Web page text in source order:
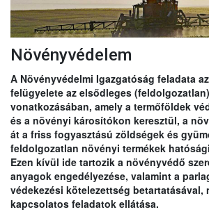
Növényvédelem
A Növényvédelmi Igazgatóság feladata
felügyelete az elsődleges
vonatkozásában, amely a termőföldek
és a növényi károsítókon keresztül, a
át a friss fogyasztású zöldségek és
feldolgozatlan növényi termékek
Ezen kívül ide tartozik a növényvédő
anyagok engedélyezése, valamint a
védekezési kötelezettség betartatásával,
kapcsolatos feladatok ellátása.